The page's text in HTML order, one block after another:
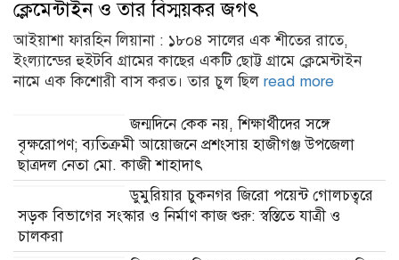
ডুমুরিয়ার চুকনগর জিরো পয়েন্ট গোলচত্বরে
সড়ক বিভাগের সংস্কার ও নির্মাণ কাজ শুরু: স্বস্তিতে যাত্রী ও
চালকরা
তিস্তা মহাপরিকল্পনা দ্রুত বাস্তবায়নের দাবিতে
হাজীগঞ্জ পৌর ১০ নম্বর ওয়ার্ড বিএনপির
সভাপতি পদে প্রার্থীতা ঘোষণা হেলাল উদ্দিন হেলু মেম্বারের
ধর্ম
মোরেলগঞ্জ বৃত্তির ৪২ জন শিক্ষার্থীকে সংবর্ধনা